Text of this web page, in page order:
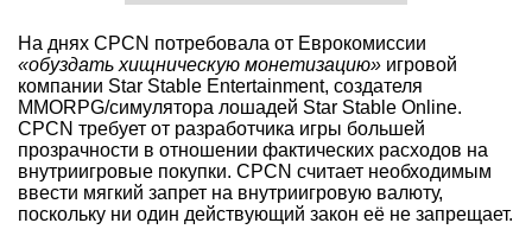
На днях CPCN потребовала от Еврокомиссии
«обуздать хищническую монетизацию» игровой
компании Star Stable Entertainment, создателя
MMORPG/симулятора лошадей Star Stable Online.
CPCN требует от разработчика игры большей
прозрачности в отношении фактических расходов на
внутриигровые покупки. CPCN считает необходимым
ввести мягкий запрет на внутриигровую валюту,
поскольку ни один действующий закон её не запрещает.